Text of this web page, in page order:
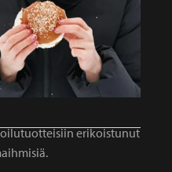
erikoistunut